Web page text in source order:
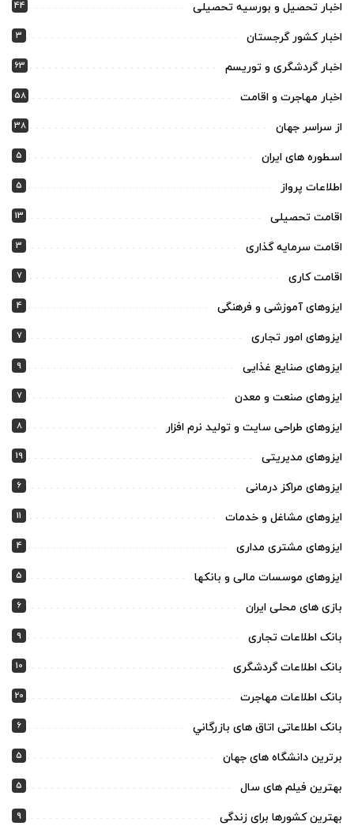
اخبار تحصیل و بورسیه تحصیلی 44
اخبار کشور گرجستان 3
اخبار گردشگری و توریسم 63
اخبار مهاجرت و اقامت 58
از سراسر جهان 38
اسطوره های ایران 5
اطلاعات پرواز 5
اقامت تحصیلی 13
اقامت سرمایه گذاری 3
اقامت کاری 7
ایزوهای آموزشی و فرهنگی 4
ایزوهای امور تجاری 7
ایزوهای صنایع غذایی 9
ایزوهای صنعت و معدن 7
ایزوهای طراحی سایت و تولید نرم افزار 8
ایزوهای مدیریتی 19
ایزوهای مراکز درمانی 6
ایزوهای مشاغل و خدمات 11
ایزوهای مشتری مداری 4
ایزوهای موسسات مالی و بانکها 5
بازی های محلی ایران 6
بانک اطلاعات تجاری 9
بانک اطلاعات گردشگری 10
بانک اطلاعات مهاجرت 20
بانک اطلاعاتی اتاق های بازرگاني 6
برترین دانشگاه های جهان 5
بهترین فیلم های سال 5
بهترین کشورها برای زندگی 9